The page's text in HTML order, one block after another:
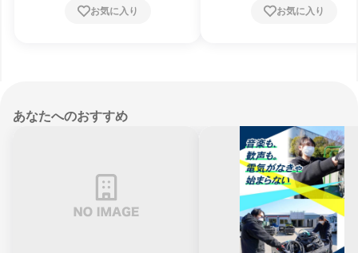
お気に入り お気に入り
あなたへのおすすめ